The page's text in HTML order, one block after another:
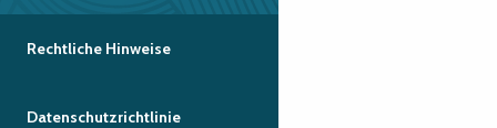
Rechtliche Hinweise
Datenschutzrichtlinie